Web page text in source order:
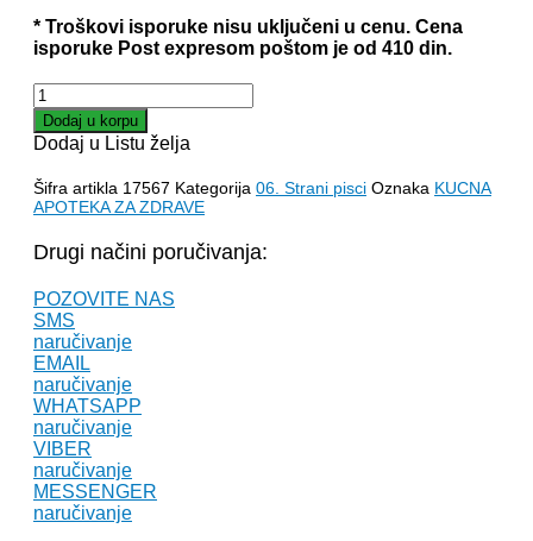
* Troškovi isporuke nisu uključeni u cenu. Cena
isporuke Post expresom poštom je od 410 din.
KUĆNA
APOTEKA
ZA
ZDRAVE
-
Efraim
Kišon
količina
Dodaj u korpu
Dodaj u Listu želja
Šifra artikla 17567 Kategorija 06. Strani pisci Oznaka KUCNA
APOTEKA ZA ZDRAVE
Drugi načini poručivanja:
POZOVITE NAS
SMS
naručivanje
EMAIL
naručivanje
WHATSAPP
naručivanje
VIBER
naručivanje
MESSENGER
naručivanje